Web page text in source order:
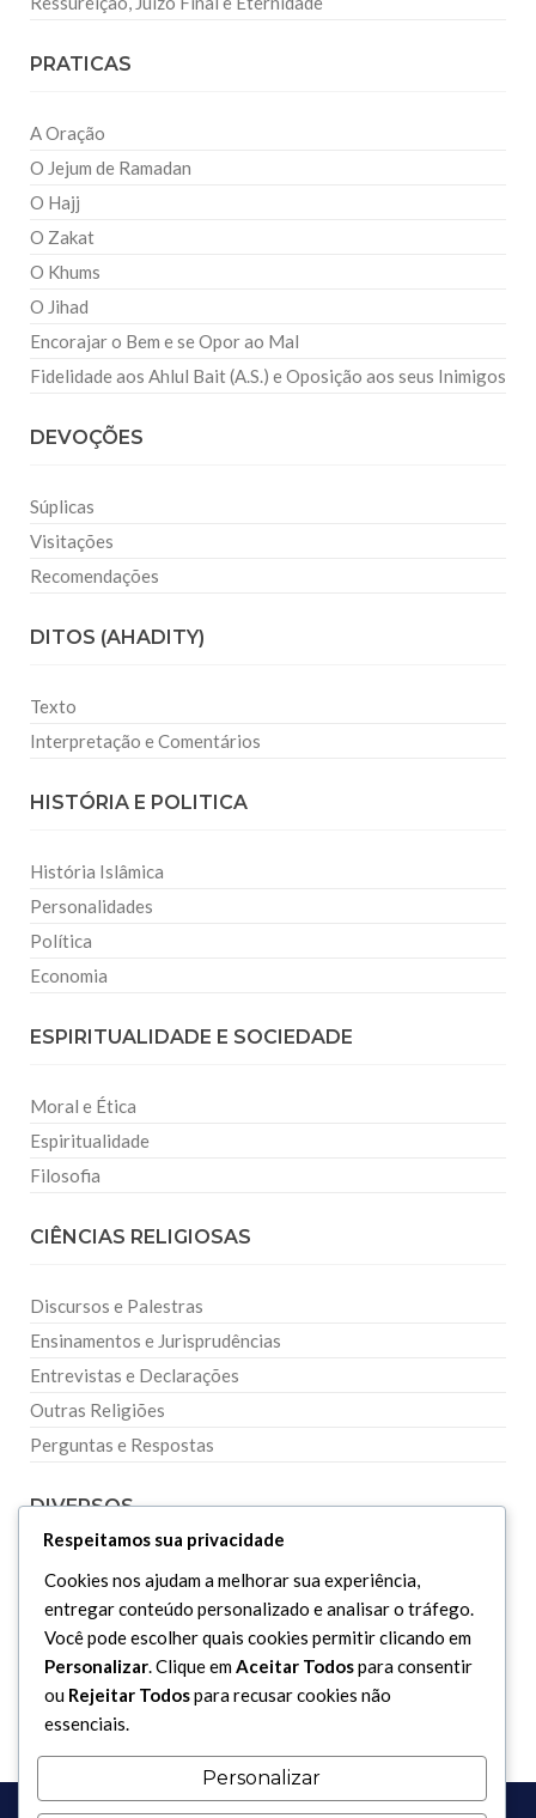
PRATICAS
A Oração
O Jejum de Ramadan
O Hajj
O Zakat
O Khums
O Jihad
Encorajar o Bem e se Opor ao Mal
Fidelidade aos Ahlul Bait (A.S.) e Oposição aos seus Inimigos
DEVOÇÕES
Súplicas
Visitações
Recomendações
DITOS (AHADITY)
Texto
Interpretação e Comentários
HISTÓRIA E POLITICA
História Islâmica
Personalidades
Política
Economia
ESPIRITUALIDADE E SOCIEDADE
Moral e Ética
Espiritualidade
Filosofia
CIÊNCIAS RELIGIOSAS
Discursos e Palestras
Ensinamentos e Jurisprudências
Entrevistas e Declarações
Outras Religiões
Perguntas e Respostas
DIVERSOS
Curiosidades
Dicionário Islâmico
Downloads
Respeitamos sua privacidade
Cookies nos ajudam a melhorar sua experiência,
entregar conteúdo personalizado e analisar o tráfego.
Você pode escolher quais cookies permitir clicando em
Personalizar. Clique emAceitar Todospara consentir
ou Rejeitar Todospara recusar cookies não
essenciais.
Personalizar